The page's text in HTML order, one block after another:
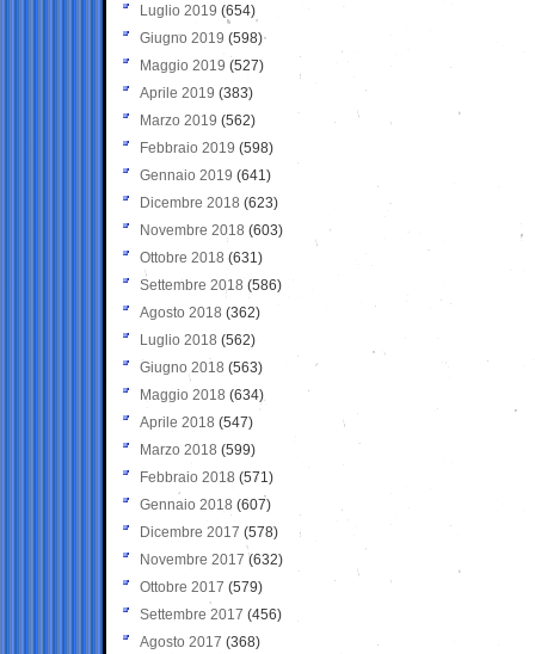
Luglio 2019 (654)
Giugno 2019 (598)
Maggio 2019 (527)
Aprile 2019 (383)
Marzo 2019 (562)
Febbraio 2019 (598)
Gennaio 2019 (641)
Dicembre 2018 (623)
Novembre 2018 (603)
Ottobre 2018 (631)
Settembre 2018 (586)
Agosto 2018 (362)
Luglio 2018 (562)
Giugno 2018 (563)
Maggio 2018 (634)
Aprile 2018 (547)
Marzo 2018 (599)
Febbraio 2018 (571)
Gennaio 2018 (607)
Dicembre 2017 (578)
Novembre 2017 (632)
Ottobre 2017 (579)
Settembre 2017 (456)
Agosto 2017 (368)